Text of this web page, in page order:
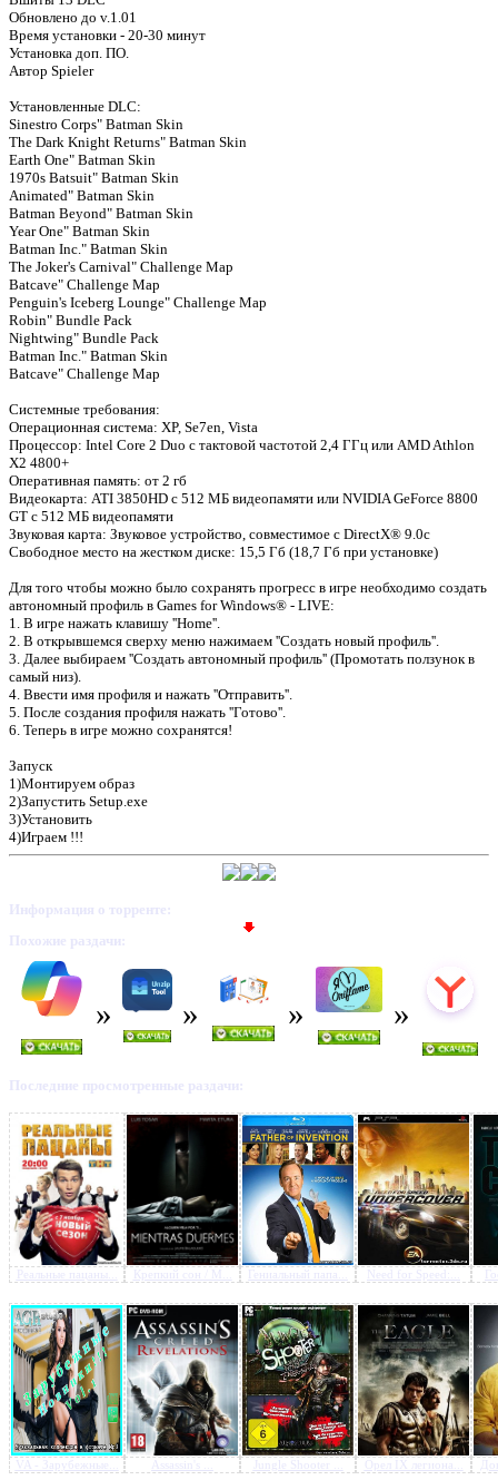
Обновлено до v.1.01
Время установки - 20-30 минут
Установка доп. ПО.
Автор Spieler
Установленные DLC:
Sinestro Corps" Batman Skin
The Dark Knight Returns" Batman Skin
Earth One" Batman Skin
1970s Batsuit" Batman Skin
Animated" Batman Skin
Batman Beyond" Batman Skin
Year One" Batman Skin
Batman Inc." Batman Skin
The Joker's Carnival" Challenge Map
Batcave" Challenge Map
Penguin's Iceberg Lounge" Challenge Map
Robin" Bundle Pack
Nightwing" Bundle Pack
Batman Inc." Batman Skin
Batcave" Challenge Map
Системные требования:
Операционная система: XP, Se7en, Vista
Процессор: Intel Core 2 Duo с тактовой частотой 2,4 ГГц или AMD Athlon
X2 4800+
Оперативная память: от 2 гб
Видеокарта: ATI 3850HD с 512 МБ видеопамяти или NVIDIA GeForce 8800
GT с 512 МБ видеопамяти
Звуковая карта: Звуковое устройство, совместимое с DirectX® 9.0с
Свободное место на жестком диске: 15,5 Гб (18,7 Гб при установке)
Для того чтобы можно было сохранять прогресс в игре необходимо создать
автономный профиль в Games for Windows® - LIVE:
1. В игре нажать клавишу ''Home''.
2. В открывшемся сверху меню нажимаем ''Создать новый профиль''.
3. Далее выбираем ''Создать автономный профиль'' (Промотать ползунок в
самый низ).
4. Ввести имя профиля и нажать ''Отправить''.
5. После создания профиля нажать ''Готово''.
6. Теперь в игре можно сохранятся!
Запуск
1)Монтируем образ
2)Запустить Setup.exe
3)Установить
4)Играем !!!
Информация о торренте:
Похожие раздачи:
Последние просмотренные раздачи:
Реальные пацаны... Крепкий сон / M... Гениальный папа... Need for Speed:...
VA - Зарубежные... Assassin's ... Jungle Shooter ... Орел IX легиона...